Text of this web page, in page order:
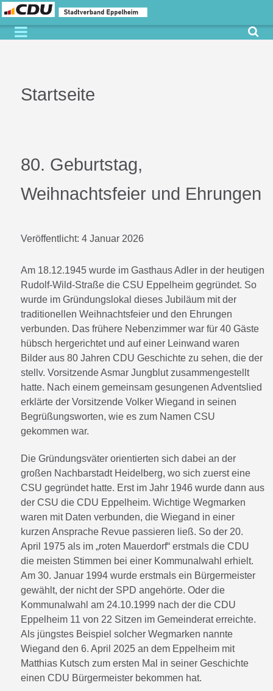
Startseite
80. Geburtstag,
Weihnachtsfeier und Ehrungen
Veröffentlicht: 4 Januar 2026
Am 18.12.1945 wurde im Gasthaus Adler in der heutigen
Rudolf-Wild-Straße die CSU Eppelheim gegründet. So
wurde im Gründungslokal dieses Jubiläum mit der
traditionellen Weihnachtsfeier und den Ehrungen
verbunden. Das frühere Nebenzimmer war für 40 Gäste
hübsch hergerichtet und auf einer Leinwand waren
Bilder aus 80 Jahren CDU Geschichte zu sehen, die der
stellv. Vorsitzende Asmar Jungblut zusammengestellt
hatte. Nach einem gemeinsam gesungenen Adventslied
erklärte der Vorsitzende Volker Wiegand in seinen
Begrüßungsworten, wie es zum Namen CSU
gekommen war.
Die Gründungsväter orientierten sich dabei an der
großen Nachbarstadt Heidelberg, wo sich zuerst eine
CSU gegründet hatte. Erst im Jahr 1946 wurde dann aus
der CSU die CDU Eppelheim. Wichtige Wegmarken
waren mit Daten verbunden, die Wiegand in einer
kurzen Ansprache Revue passieren ließ. So der 20.
April 1975 als im „roten Mauerdorf“ erstmals die CDU
die meisten Stimmen bei einer Kommunalwahl erhielt.
Am 30. Januar 1994 wurde erstmals ein Bürgermeister
gewählt, der nicht der SPD angehörte. Oder die
Kommunalwahl am 24.10.1999 nach der die CDU
Eppelheim 11 von 22 Sitzen im Gemeinderat erreichte.
Als jüngstes Beispiel solcher Wegmarken nannte
Wiegand den 6. April 2025 an dem Eppelheim mit
Matthias Kutsch zum ersten Mal in seiner Geschichte
einen CDU Bürgermeister bekommen hat.